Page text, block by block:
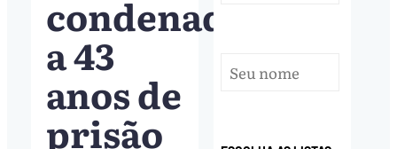
condenado
a 43
anos de
prisão